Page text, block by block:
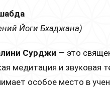
Йоги Бхаджана)
Сурджи — это
медитация и звуковая
особое место в